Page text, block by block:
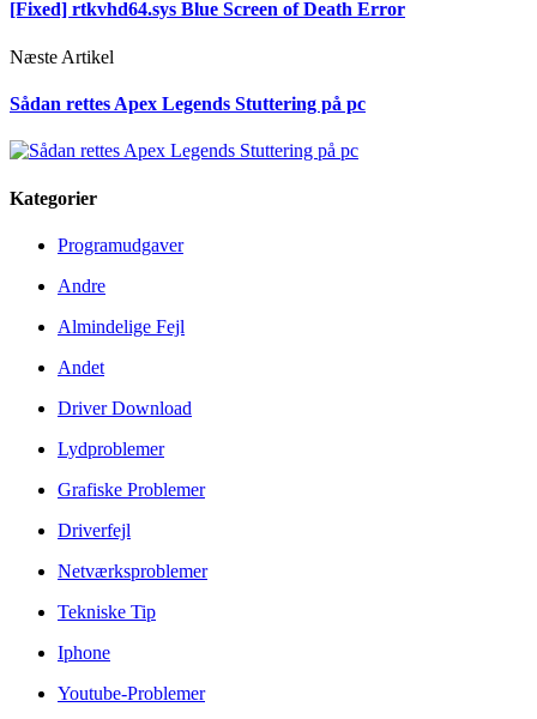
[Fixed] rtkvhd64.sys Blue Screen of Death Error
Næste Artikel
Sådan rettes Apex Legends Stuttering på pc
Kategorier
Programudgaver
Andre
Almindelige Fejl
Andet
Driver Download
Lydproblemer
Grafiske Problemer
Driverfejl
Netværksproblemer
Tekniske Tip
Iphone
Youtube-Problemer